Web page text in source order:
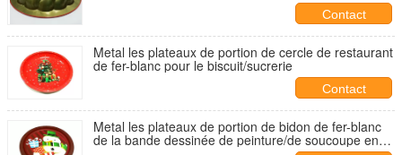
Contact
Metal les plateaux de portion de cercle de restaurant
de fer-blanc pour le biscuit/sucrerie
Contact
Metal les plateaux de portion de bidon de fer-blanc
de la bande dessinée de peinture/de soucoupe en